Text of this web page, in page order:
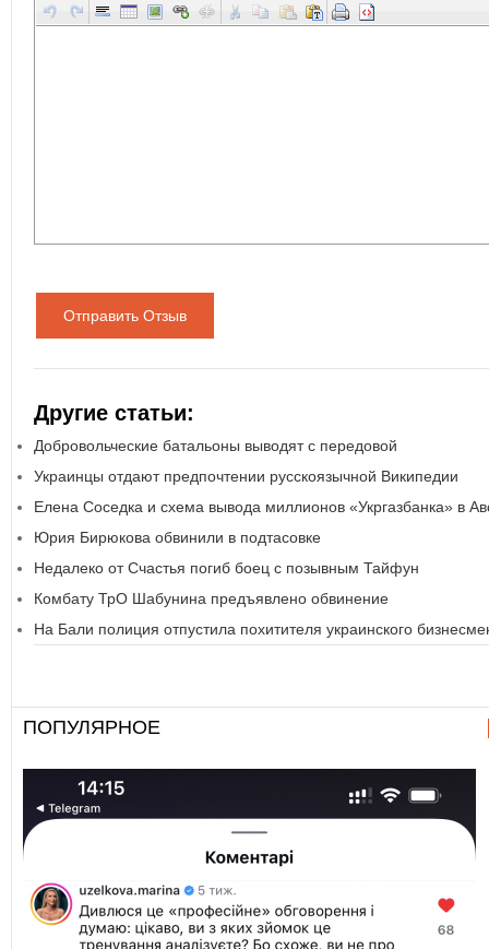
Отправить Отзыв
Другие статьи:
Добровольческие батальоны выводят с передовой
Украинцы отдают предпочтении русскоязычной Википедии
Елена Соседка и схема вывода миллионов «Укргазбанка» в
Юрия Бирюкова обвинили в подтасовке
Недалеко от Счастья погиб боец с позывным Тайфун
Комбату ТрО Шабунина предъявлено обвинение
На Бали полиция отпустила похитителя украинского
ПОПУЛЯРНОЕ